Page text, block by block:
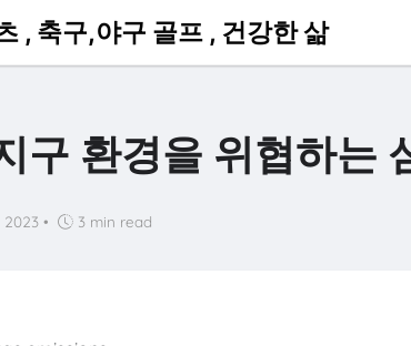
, 축구,야구 골프 , 건강한 삶
구 환경을 위협하는
2023 • 3 min read